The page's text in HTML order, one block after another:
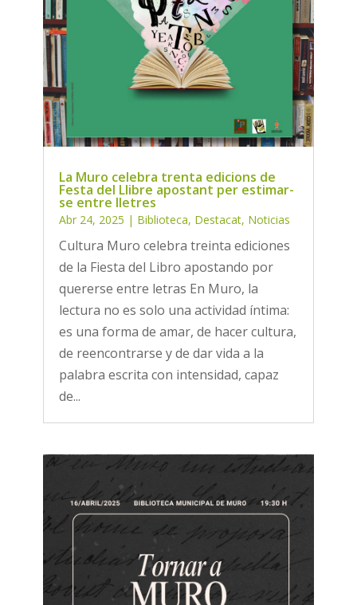
La Muro celebra trenta edicions de
Festa del Llibre apostant per estimar-
se entre lletres
Abr 24, 2025 | Biblioteca, Destacat, Noticias
Cultura Muro celebra treinta ediciones
de la Fiesta del Libro apostando por
quererse entre letras En Muro, la
lectura no es solo una actividad íntima:
es una forma de amar, de hacer cultura,
de reencontrarse y de dar vida a la
palabra escrita con intensidad, capaz
de...